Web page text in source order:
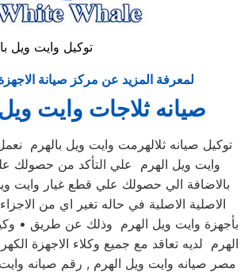
توكيل وايت ويل
لمعرفة المزيد عن مركز صيانة الاجهزة
صيانه ثلاجات وايت
توكيل صيانه ثلالهرمت وايت ويل بالهرم
وايت ويل الهرم علي التأكد من حصولك
بالاضافة الي حصولك علي قطع غيار وايت ويل
الاصلية الاصلية في حاله تغير اي من
بأجهزة وايت ويل الهرم وذلك عن طريق •
الهرم لديه تعاقد مع جميع وكلاء الاجهزة
مصر صيانه وايت ويل الهرم , رقم صيانه